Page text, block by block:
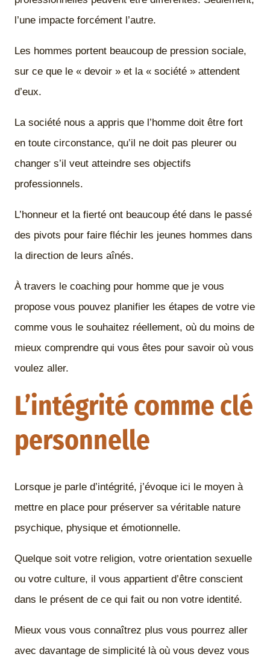
l’une impacte forcément l’autre.
Les hommes portent beaucoup de pression sociale,
sur ce que le « devoir » et la « société » attendent
d’eux.
La société nous a appris que l’homme doit être fort
en toute circonstance, qu’il ne doit pas pleurer ou
changer s’il veut atteindre ses objectifs
professionnels.
L’honneur et la fierté ont beaucoup été dans le passé
des pivots pour faire fléchir les jeunes hommes dans
la direction de leurs aînés.
À travers le coaching pour homme que je vous
propose vous pouvez planifier les étapes de votre vie
comme vous le souhaitez réellement, où du moins de
mieux comprendre qui vous êtes pour savoir où vous
voulez aller.
L’intégrité comme clé
personnelle
Lorsque je parle d’intégrité, j’évoque ici le moyen à
mettre en place pour préserver sa véritable nature
psychique, physique et émotionnelle.
Quelque soit votre religion, votre orientation sexuelle
ou votre culture, il vous appartient d’être conscient
dans le présent de ce qui fait ou non votre identité.
Mieux vous vous connaîtrez plus vous pourrez aller
avec davantage de simplicité là où vous devez vous